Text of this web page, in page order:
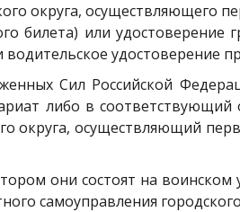
округа, осуществляющего
билета) или
удостоверение
Сил Российской
либо в соответствующий
округа, осуществляющий
они состоят на воинском
самоуправления